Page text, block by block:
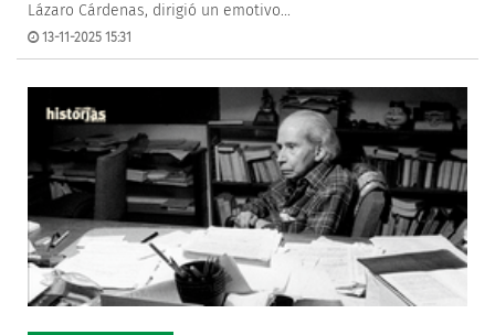
Lázaro Cárdenas, dirigió un emotivo...
13-11-2025 15:31